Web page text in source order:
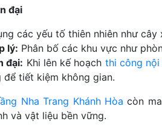
đại
các yếu tố thiên nhiên như
lý: Phân bố các khu vực như
đại: Khi lên kế hoạch thi công nội
để tiết kiệm không gian.
Nha Trang Khánh Hòa còn
và vật liệu bền vững.